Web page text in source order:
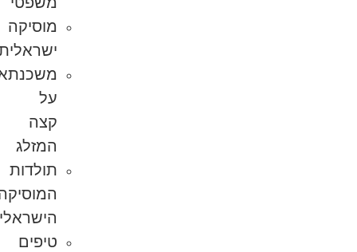
מוסיקה
ישראלית
משכנתא
המזלג
תולדות
המוסיקה
הישראלית
טיפים